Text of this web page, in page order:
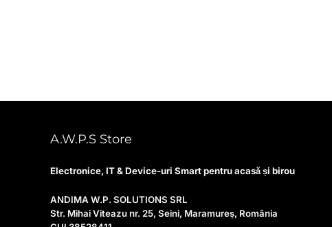
A.W.P.S Store
Electronice, IT & Device-uri Smart pentru acasă și birou
ANDIMA W.P. SOLUTIONS SRL
Str. Mihai Viteazu nr. 25, Seini, Maramureș, România